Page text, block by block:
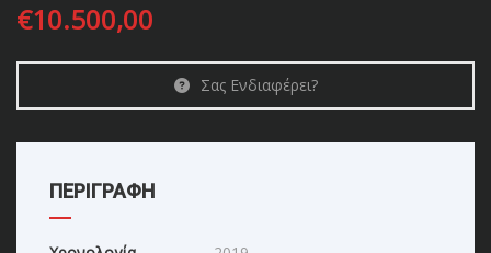
€10.500,00
Σας Ενδιαφέρει?
ΠΕΡΙΓΡΑΦΗ